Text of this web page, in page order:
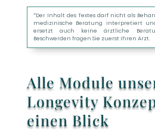
*Der Inhalt des Textes darf nicht als
medizinische Beratung interpretiert
ersetzt auch keine ärztliche
Beschwerden fragen Sie zuerst Ihren Arzt.
Alle Module
Longevity
einen Blick